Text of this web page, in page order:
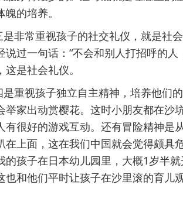
的培养。
常重视孩子的社交礼仪，就是社
说过一句话：“不会和别人打招呼的
是社会礼仪。
视孩子独立自主精神，培养他们的
举家出动赏樱花。这时小朋友都在沙
有很好的游戏互动。还有冒险精神是
在上面，这在我们中国就会觉得颇具
的孩子在日本幼儿园里，大概1岁半
也和他们平时让孩子在沙里滚的育儿